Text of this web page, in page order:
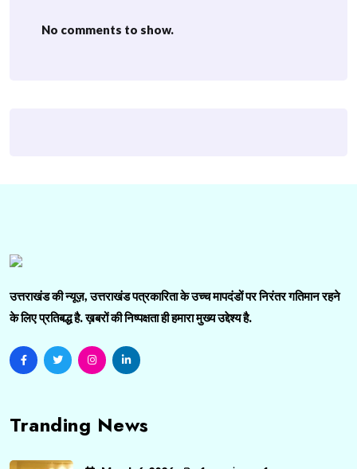
No comments to show.
उत्तराखंड की न्यूज़, उत्तराखंड पत्रकारिता के उच्च मापदंडों पर निरंतर गतिमान रहने
के लिए प्रतिबद्ध है. ख़बरों की निष्पक्षता ही हमारा मुख्य उद्देश्य है.
Tranding News